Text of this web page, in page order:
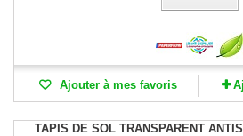
Ajouter à mes favoris
TAPIS DE SOL TRANSPARENT